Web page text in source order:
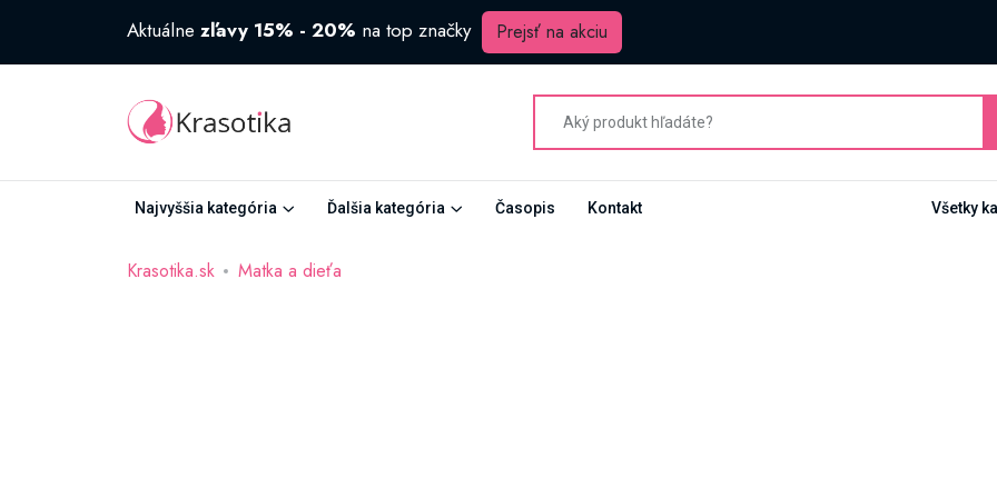
Aktuálne zľavy 15% - 20% na top značky Prejsť na akciu
Najvyššia kategória Ďalšia kategória Časopis Kontakt Všetky
Krasotika.sk Matka a dieťa